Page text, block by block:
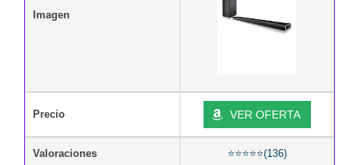
Imagen
Precio VER OFERTA
Valoraciones ⭐⭐⭐⭐⭐(136)